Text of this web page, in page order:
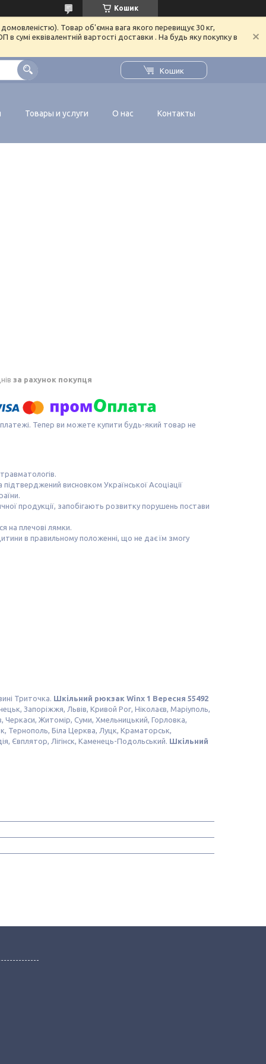
Кошик
Товар об'ємна вага якого перевищує 30 кг,
еквівалентній вартості доставки . На будь яку покупку в
Кошик
Товары и услуги О нас Контакты
за рахунок покупця
платежі. Тепер ви можете купити будь-який товар не
висновком Української Асоціації
продукції, запобігають розвитку порушень постави
на плечові лямки.
в правильному положенні, що не дає їм змогу
Триточка. Шкільний рюкзак Winx 1 Вересня 55492
Запоріжжя, Львів, Кривой Рог, Ніколаєв, Маріуполь,
Черкаси, Житомір, Суми, Хмельницький, Горловка,
Тернополь, Біла Церква, Луцк, Краматорськ,
Євплятор, Лігінск, Каменець-Подольський. Шкільний